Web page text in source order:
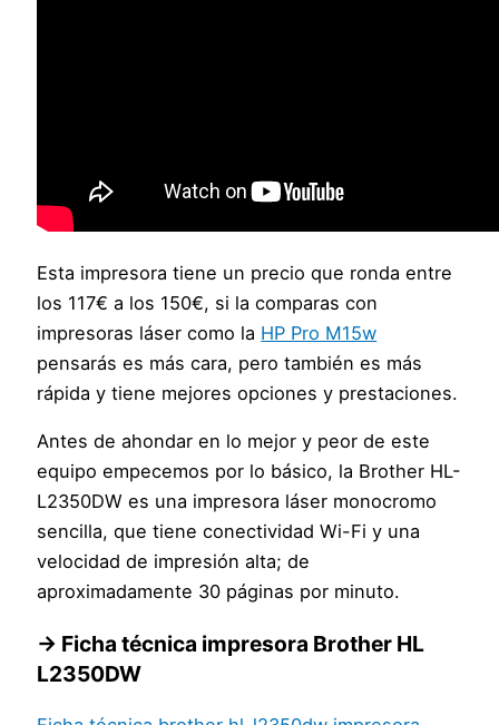
Esta impresora tiene un precio que ronda entre
los 117€ a los 150€, si la comparas con
impresoras láser como la HP Pro M15w
pensarás es más cara, pero también es más
rápida y tiene mejores opciones y prestaciones.
Antes de ahondar en lo mejor y peor de este
equipo empecemos por lo básico, la Brother HL-
L2350DW es una impresora láser monocromo
sencilla, que tiene conectividad Wi-Fi y una
velocidad de impresión alta; de
aproximadamente 30 páginas por minuto.
→ Ficha técnica impresora Brother HL
L2350DW